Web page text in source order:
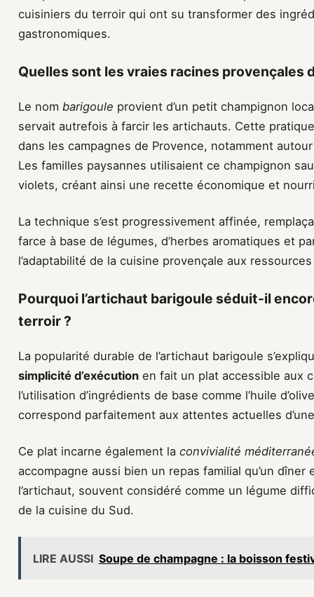
cuisiniers du terroir qui ont su transformer des
gastronomiques.
Quelles sont les vraies racines provençales
Le nom barigoule provient d’un petit champignon
servait autrefois à farcir les artichauts. Cette
dans les campagnes de Provence, notamment
Les familles paysannes utilisaient ce champignon
violets, créant ainsi une recette économique et
La technique s’est progressivement affinée,
farce à base de légumes, d’herbes aromatiques et
l’adaptabilité de la cuisine provençale aux
Pourquoi l’artichaut barigoule séduit-il
terroir ?
La popularité durable de l’artichaut barigoule
simplicité d’exécution en fait un plat accessible aux
l’utilisation d’ingrédients de base comme l’huile
correspond parfaitement aux attentes actuelles
Ce plat incarne également la convivialité
accompagne aussi bien un repas familial qu’un
l’artichaut, souvent considéré comme un légume
de la cuisine du Sud.
LIRE AUSSI Soupe de champagne : la boisson